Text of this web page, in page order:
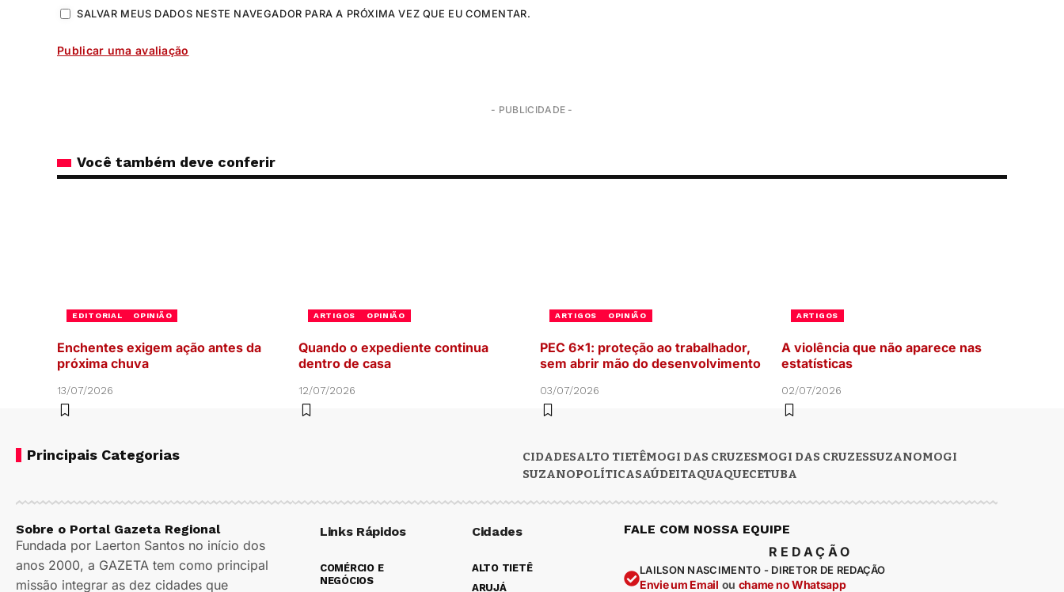
SALVAR MEUS DADOS NESTE NAVEGADOR PARA A PRÓXIMA VEZ QUE EU COMENTAR.
- PUBLICIDADE -
Você também deve conferir
EDITORIAL OPINIÃO
Enchentes exigem ação antes da
próxima chuva
13/07/2026
ARTIGOS OPINIÃO
Quando o expediente continua
dentro de casa
12/07/2026
ARTIGOS OPINIÃO
PEC 6×1: proteção ao trabalhador,
sem abrir mão do desenvolvimento
03/07/2026
ARTIGOS
A violência que não aparece nas
estatísticas
02/07/2026
Principais Categorias CIDADESALTO TIETÊMOGI DAS CRUZESMOGI DAS CRUZESSUZANOMOGI
SUZANOPOLÍTICASAÚDEITAQUAQUECETUBA
Sobre o Portal Gazeta Regional
Fundada por Laerton Santos no início dos
anos 2000, a GAZETA tem como principal
missão integrar as dez cidades que
Links Rápidos
COMÉRCIO E
NEGÓCIOS
Cidades
ALTO TIETÊ
ARUJÁ
FALE COM NOSSA EQUIPE
REDAÇÃO
LAILSON NASCIMENTO - DIRETOR DE REDAÇÃO
Envie um Email ou chame no Whatsapp